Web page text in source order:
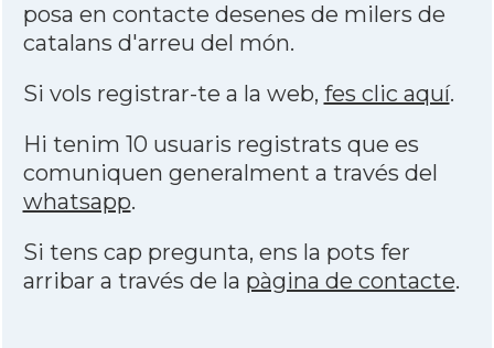
posa en contacte desenes de milers de
catalans d'arreu del món.
Si vols registrar-te a la web, fes clic aquí.
Hi tenim 10 usuaris registrats que es
comuniquen generalment a través del
whatsapp.
Si tens cap pregunta, ens la pots fer
arribar a través de la pàgina de contacte.